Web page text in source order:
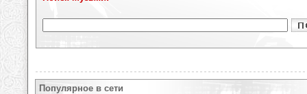
Популярное в сети